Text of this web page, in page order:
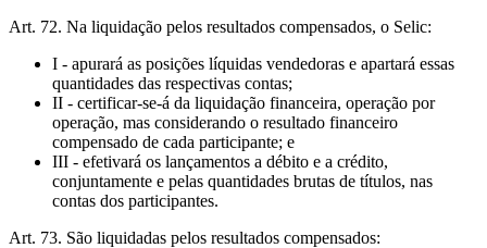
Art. 72. Na liquidação pelos resultados compensados, o Selic:
I - apurará as posições líquidas vendedoras e apartará essas
quantidades das respectivas contas;
II - certificar-se-á da liquidação financeira, operação por
operação, mas considerando o resultado financeiro
compensado de cada participante; e
III - efetivará os lançamentos a débito e a crédito,
conjuntamente e pelas quantidades brutas de títulos, nas
contas dos participantes.
Art. 73. São liquidadas pelos resultados compensados: